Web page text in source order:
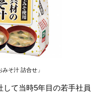
そ汁 詰合せ」
て当時5年目の若手社員